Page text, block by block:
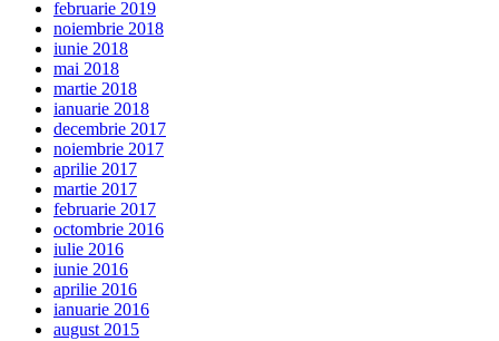
februarie 2019
noiembrie 2018
iunie 2018
mai 2018
martie 2018
ianuarie 2018
decembrie 2017
noiembrie 2017
aprilie 2017
martie 2017
februarie 2017
octombrie 2016
iulie 2016
iunie 2016
aprilie 2016
ianuarie 2016
august 2015